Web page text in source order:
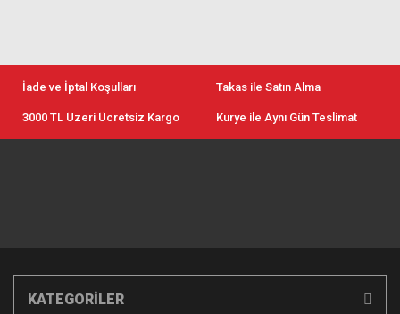
İade ve İptal Koşulları Takas ile Satın Alma
3000 TL Üzeri Ücretsiz Kargo Kurye ile Aynı Gün Teslimat
KATEGORİLER